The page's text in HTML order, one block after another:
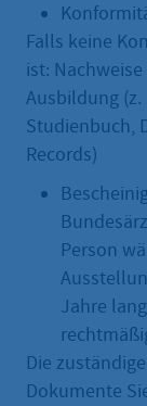
Falls keine
ist:
Ausbildung
Studienbuch,
Records)
Person
Jahre
Die
Dokumente